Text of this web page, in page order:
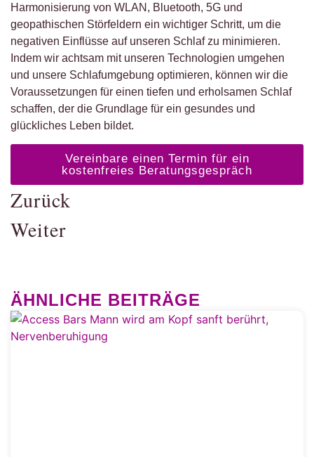
Harmonisierung von WLAN, Bluetooth, 5G und
geopathischen Störfeldern ein wichtiger Schritt, um die
negativen Einflüsse auf unseren Schlaf zu minimieren.
Indem wir achtsam mit unseren Technologien umgehen
und unsere Schlafumgebung optimieren, können wir die
Voraussetzungen für einen tiefen und erholsamen Schlaf
schaffen, der die Grundlage für ein gesundes und
glückliches Leben bildet.
Vereinbare einen Termin für ein
kostenfreies Beratungsgespräch
Zurück
Weiter
ÄHNLICHE BEITRÄGE